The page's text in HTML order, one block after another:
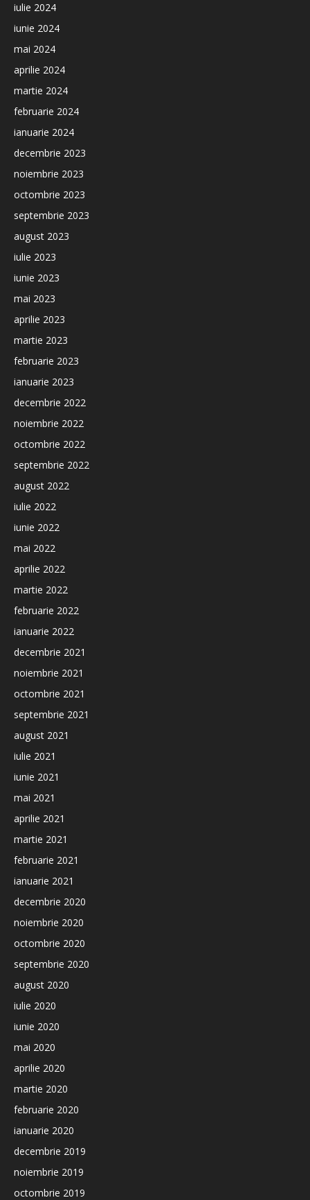
iulie 2024
iunie 2024
mai 2024
aprilie 2024
martie 2024
februarie 2024
ianuarie 2024
decembrie 2023
noiembrie 2023
octombrie 2023
septembrie 2023
august 2023
iulie 2023
iunie 2023
mai 2023
aprilie 2023
martie 2023
februarie 2023
ianuarie 2023
decembrie 2022
noiembrie 2022
octombrie 2022
septembrie 2022
august 2022
iulie 2022
iunie 2022
mai 2022
aprilie 2022
martie 2022
februarie 2022
ianuarie 2022
decembrie 2021
noiembrie 2021
octombrie 2021
septembrie 2021
august 2021
iulie 2021
iunie 2021
mai 2021
aprilie 2021
martie 2021
februarie 2021
ianuarie 2021
decembrie 2020
noiembrie 2020
octombrie 2020
septembrie 2020
august 2020
iulie 2020
iunie 2020
mai 2020
aprilie 2020
martie 2020
februarie 2020
ianuarie 2020
decembrie 2019
noiembrie 2019
octombrie 2019